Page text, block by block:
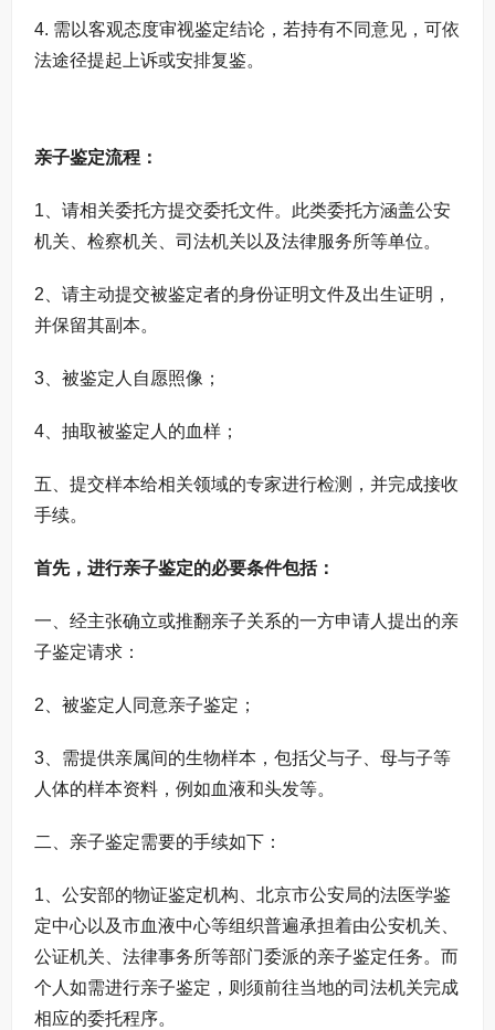
4. 需以客观态度审视鉴定结论，若持有不同意见，可依
法途径提起上诉或安排复鉴。
亲子鉴定流程：
1、请相关委托方提交委托文件。此类委托方涵盖公安
机关、检察机关、司法机关以及法律服务所等单位。
2、请主动提交被鉴定者的身份证明文件及出生证明，
并保留其副本。
3、被鉴定人自愿照像；
4、抽取被鉴定人的血样；
五、提交样本给相关领域的专家进行检测，并完成接收
手续。
首先，进行亲子鉴定的必要条件包括：
一、经主张确立或推翻亲子关系的一方申请人提出的亲
子鉴定请求：
2、被鉴定人同意亲子鉴定；
3、需提供亲属间的生物样本，包括父与子、母与子等
人体的样本资料，例如血液和头发等。
二、亲子鉴定需要的手续如下：
1、公安部的物证鉴定机构、北京市公安局的法医学鉴
定中心以及市血液中心等组织普遍承担着由公安机关、
公证机关、法律事务所等部门委派的亲子鉴定任务。而
个人如需进行亲子鉴定，则须前往当地的司法机关完成
相应的委托程序。